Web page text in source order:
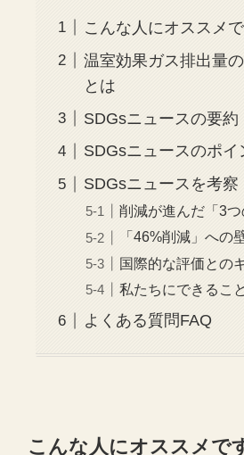
こんな人にオススメ
温室効果ガス排出量
とは
SDGsニュースの要約
SDGsニュースのポイ
SDGsニュースを考察
削減が進んだ「3つ
「46%削減」への
国際的な評価との
私たちにできること
よくある質問FAQ
こんな人にオススメで